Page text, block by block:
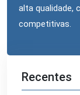
alta qualidade,
competitivas.
Recentes